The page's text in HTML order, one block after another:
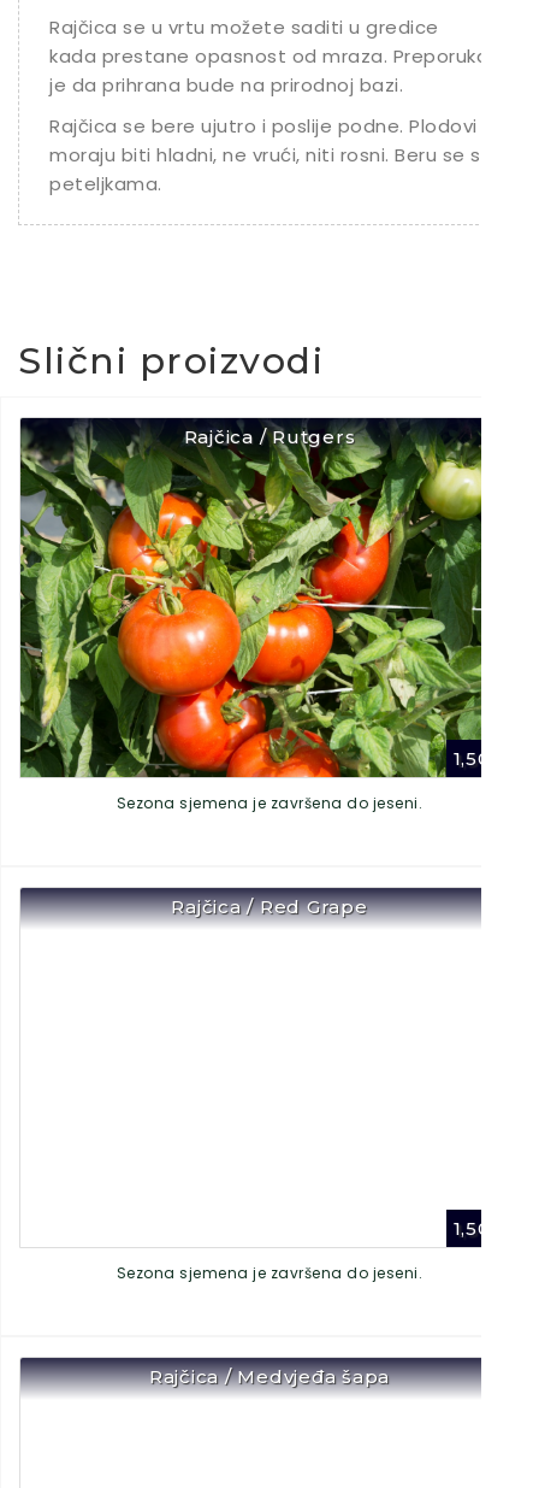
Rajčica se u vrtu možete saditi u gredice
kada prestane opasnost od mraza. Preporuka
je da prihrana bude na prirodnoj bazi.
Rajčica se bere ujutro i poslije podne. Plodovi
moraju biti hladni, ne vrući, niti rosni. Beru se s
peteljkama.
Slični proizvodi
Rajčica / Rutgers
1,50
Sezona sjemena je završena do jeseni.
Rajčica / Red Grape
1,50
Sezona sjemena je završena do jeseni.
Rajčica / Medvjeđa šapa